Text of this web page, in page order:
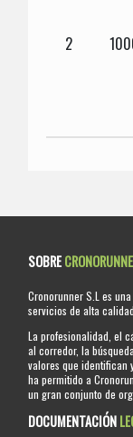
2
SOBRE
Cronorunner S.L es
servicios de alta
La profesionalidad, el
al corredor, la
valores que identifican
ha permitido a
un gran conjunto de
DOCUMENTACIÓN